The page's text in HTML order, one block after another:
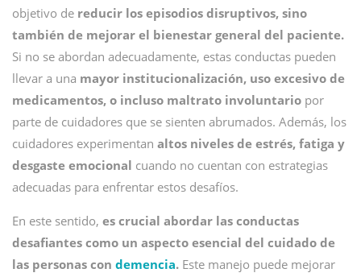
objetivo de reducir los episodios disruptivos, sino
también de mejorar el bienestar general del paciente.
Si no se abordan adecuadamente, estas conductas pueden
llevar a una mayor institucionalización, uso excesivo de
medicamentos, o incluso maltrato involuntario por
parte de cuidadores que se sienten abrumados. Además, los
cuidadores experimentan altos niveles de estrés, fatiga y
desgaste emocional cuando no cuentan con estrategias
adecuadas para enfrentar estos desafíos.
En este sentido, es crucial abordar las conductas
desafiantes como un aspecto esencial del cuidado de
las personas con demencia. Este manejo puede mejorar